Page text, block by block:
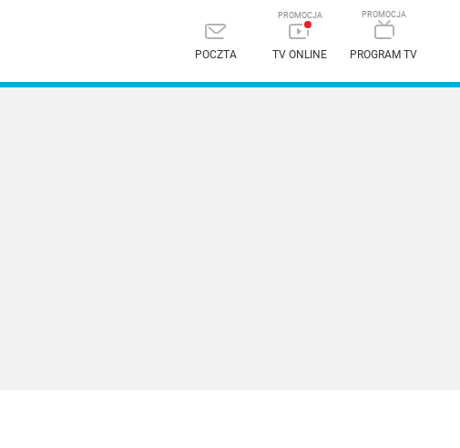
POCZTA TV ONLINE PROGRAM TV